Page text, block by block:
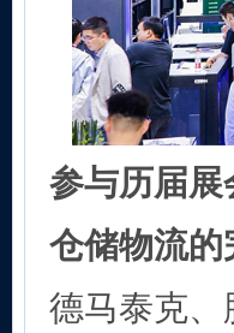
参与历届
仓储物流
德马泰克、